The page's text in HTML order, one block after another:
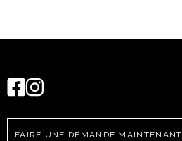
FAIRE UNE DEMANDE MAINTENANT